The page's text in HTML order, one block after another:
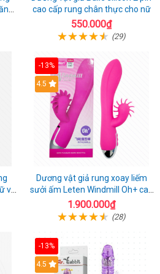
cao cấp rung chân thực cho nữ
550.000₫
(29)
và
-13%
4.5
Dương vật giả rung xoay liếm
sưởi ấm Leten Windmill Oh+ cao
cấp
1.900.000₫
(28)
-13%
4.5